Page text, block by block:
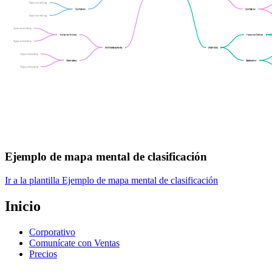
Ejemplo de mapa mental de clasificación
Ir a la plantilla Ejemplo de mapa mental de clasificación
Inicio
Corporativo
Comunícate con Ventas
Precios